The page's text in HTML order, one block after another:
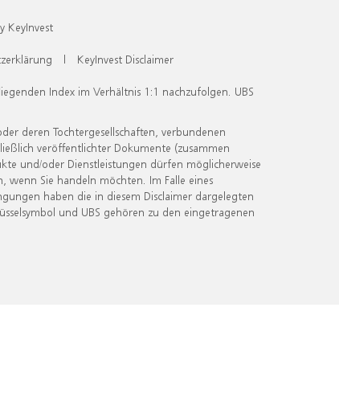
KeyInvest
| KeyInvest Disclaimer
Index im Verhältnis 1:1 nachzufolgen. UBS
deren Tochtergesellschaften, verbundenen
veröffentlichter Dokumente (zusammen
und/oder Dienstleistungen dürfen möglicherweise
Sie handeln möchten. Im Falle eines
haben die in diesem Disclaimer dargelegten
und UBS gehören zu den eingetragenen